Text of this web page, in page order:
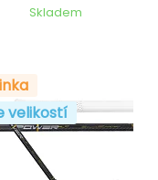
Skladem
velikostí